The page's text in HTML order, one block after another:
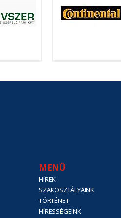
MENÜ
HÍREK
SZAKOSZTÁLYAINK
TÖRTÉNET
HÍRESSÉGEINK